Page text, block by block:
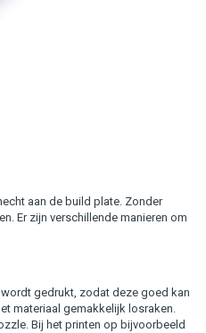
aan de build plate. Zonder
Er zijn verschillende manieren om
gedrukt, zodat deze goed kan
materiaal gemakkelijk losraken.
Bij het printen op bijvoorbeeld